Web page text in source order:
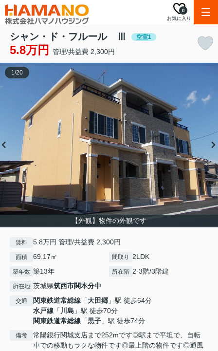
お気に入り
0
シャン・ド・フルール Ⅲ 空室1
5.8万円 管理/共益費 2,300円
【外観】物件の外観です
1/20
賃料 5.8万円 管理/共益費 2,300円
面積 69.17㎡ 間取り 2LDK
築年数 築13年 所在階 2-3階/3階建
所在地 茨城県筑西市関本分中
交通 関東鉄道常総線 「大田郷 」駅 徒歩64分
水戸線 「 川島 」駅 徒歩70分
関東鉄道常総線 「黒子 」駅 徒歩74分
備考
常陽銀行関城支店まで252mです◎駅まで平坦で、自転
車での移動もラクな物件です◎最上階の物件です◎通風